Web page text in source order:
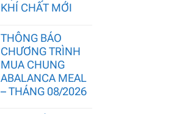
KHÍ CHẤT MỚI
THÔNG BÁO
CHƯƠNG TRÌNH
MUA CHUNG
ABALANCA MEAL
– THÁNG 08/2026